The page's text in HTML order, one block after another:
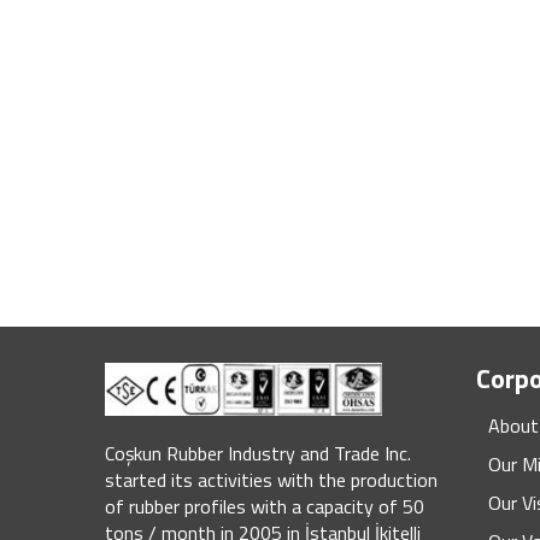
Coşkun Rubber Industry and Trade Inc.
started its activities with the production
of rubber profiles with a capacity of 50
tons / month in 2005 in İstanbul İkitelli
Our
Our